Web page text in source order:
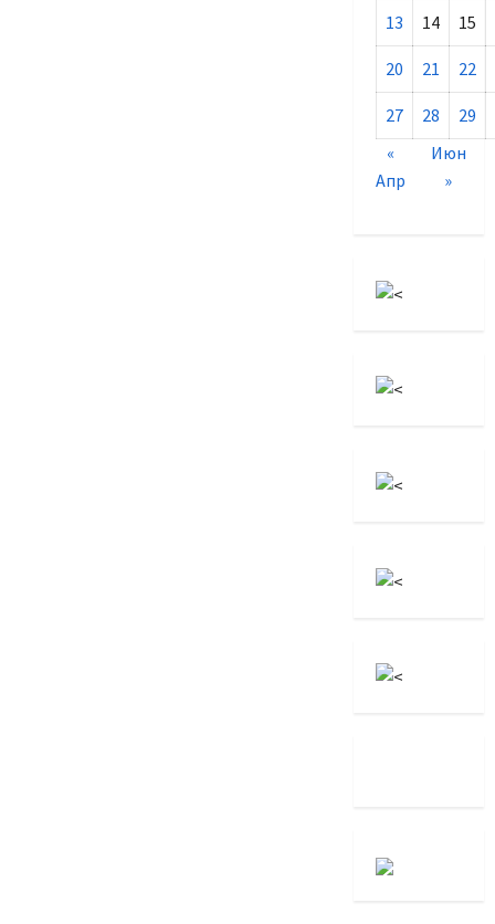
13 14 15
20 21 22
27 28 29
«
Апр
Июн
»